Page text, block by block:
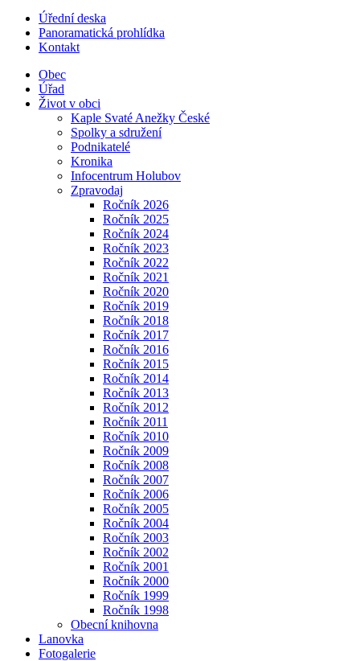
Úřední deska
Panoramatická prohlídka
Kontakt
Obec
Úřad
Život v obci
Kaple Svaté Anežky České
Spolky a sdružení
Podnikatelé
Kronika
Infocentrum Holubov
Zpravodaj
Ročník 2026
Ročník 2025
Ročník 2024
Ročník 2023
Ročník 2022
Ročník 2021
Ročník 2020
Ročník 2019
Ročník 2018
Ročník 2017
Ročník 2016
Ročník 2015
Ročník 2014
Ročník 2013
Ročník 2012
Ročník 2011
Ročník 2010
Ročník 2009
Ročník 2008
Ročník 2007
Ročník 2006
Ročník 2005
Ročník 2004
Ročník 2003
Ročník 2002
Ročník 2001
Ročník 2000
Ročník 1999
Ročník 1998
Obecní knihovna
Lanovka
Fotogalerie